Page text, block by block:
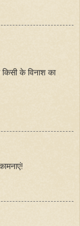
के विनाश का